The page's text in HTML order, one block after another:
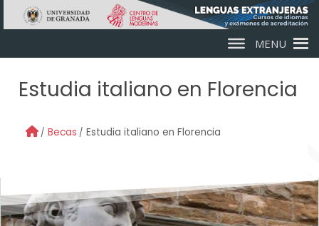
Skip to main content
MENU
Estudia italiano en Florencia
Becas Estudia italiano en Florencia